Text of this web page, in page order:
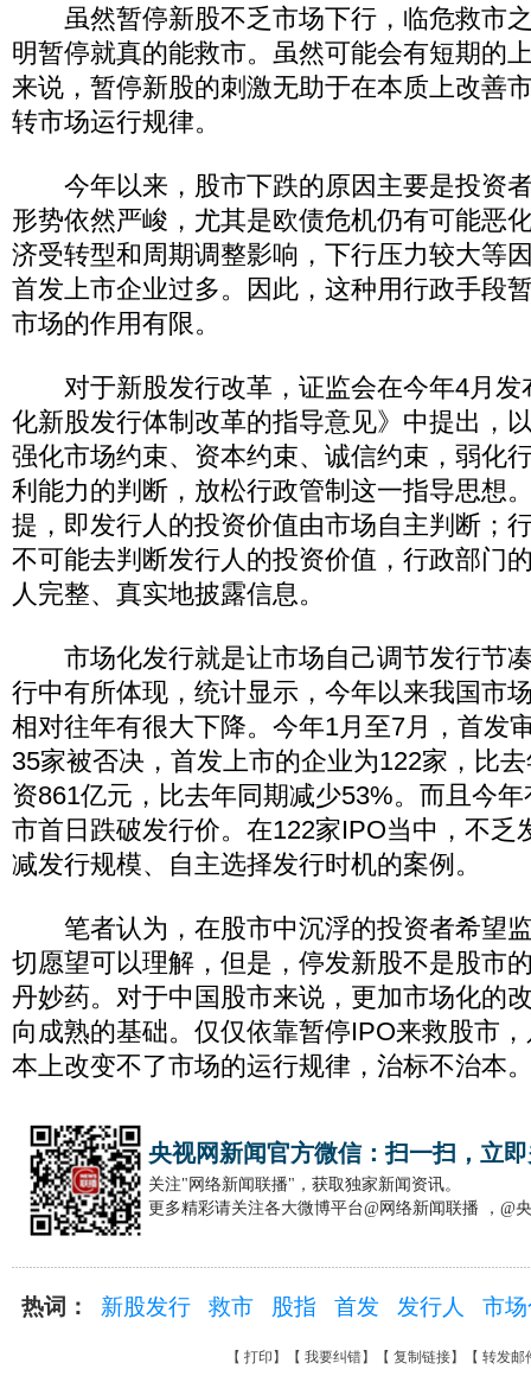
虽然暂停新股不乏市场下行，临危救市
明暂停就真的能救市。虽然可能会有短期的
来说，暂停新股的刺激无助于在本质上改善
转市场运行规律。
今年以来，股市下跌的原因主要是投资
形势依然严峻，尤其是欧债危机仍有可能恶
济受转型和周期调整影响，下行压力较大等
首发上市企业过多。因此，这种用行政手段
市场的作用有限。
对于新股发行改革，证监会在今年4月发
化新股发行体制改革的指导意见》中提出，
强化市场约束、资本约束、诚信约束，弱化
利能力的判断，放松行政管制这一指导思想
提，即发行人的投资价值由市场自主判断；
不可能去判断发行人的投资价值，行政部门
人完整、真实地披露信息。
市场化发行就是让市场自己调节发行节
行中有所体现，统计显示，今年以来我国市
相对往年有很大下降。今年1月至7月，首发
35家被否决，首发上市的企业为122家，比
资861亿元，比去年同期减少53%。而且今
市首日跌破发行价。在122家IPO当中，不乏
减发行规模、自主选择发行时机的案例。
笔者认为，在股市中沉浮的投资者希望
切愿望可以理解，但是，停发新股不是股市
丹妙药。对于中国股市来说，更加市场化的
向成熟的基础。仅仅依靠暂停IPO来救股市
本上改变不了市场的运行规律，治标不治本
央视网新闻官方微信：扫一扫，立
关注"网络新闻联播"，获取独家新闻资讯。
更多精彩请关注各大微博平台@网络新闻联播 ，@
热词： 新股发行 救市 股指 首发 发行人 市
【 打印 】【 我要纠错】【 复制链接】【 转发邮